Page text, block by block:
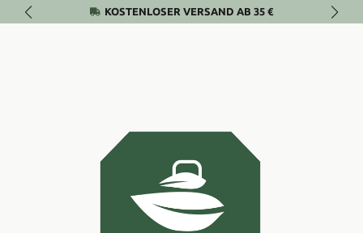
Zum Hauptinhalt springenKOSTENLOSER VERSAND AB 35 €